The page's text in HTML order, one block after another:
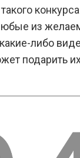
из
либо
подарить